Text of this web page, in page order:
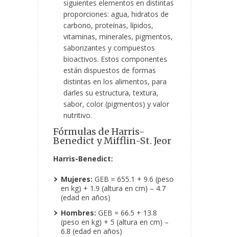
siguientes elementos en distintas
proporciones: agua, hidratos de
carbono, proteínas, lípidos,
vitaminas, minerales, pigmentos,
saborizantes y compuestos
bioactivos. Estos componentes
están dispuestos de formas
distintas en los alimentos, para
darles su estructura, textura,
sabor, color (pigmentos) y valor
nutritivo.
Fórmulas de Harris-
Benedict y Mifflin-St. Jeor
Harris-Benedict:
Mujeres: GEB = 655.1 + 9.6 (peso
en kg) + 1.9 (altura en cm) – 4.7
(edad en años)
Hombres: GEB = 66.5 + 13.8
(peso en kg) + 5 (altura en cm) –
6.8 (edad en años)